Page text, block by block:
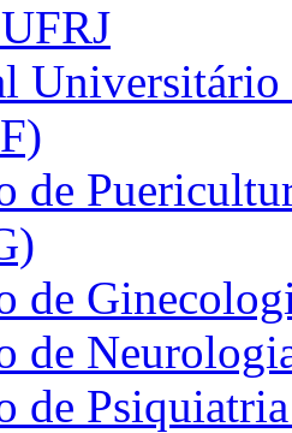
de
de
de
de